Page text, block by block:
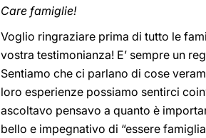
Care famiglie!
Voglio ringraziare prima di tutto le
vostra testimonianza! E’ sempre un
Sentiamo che ci parlano di cose
loro esperienze possiamo sentirci
ascoltavo pensavo a quanto è
bello e impegnativo di “essere